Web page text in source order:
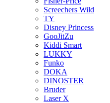
Screechers Wild
TY
Disney Princess
GooJitZu
Kiddi Smart
LUKKY
Funko
DOKA
DINOSTER
Bruder
Laser X